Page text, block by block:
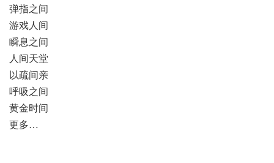
弹指之间
游戏人间
瞬息之间
人间天堂
以疏间亲
呼吸之间
黄金时间
更多…